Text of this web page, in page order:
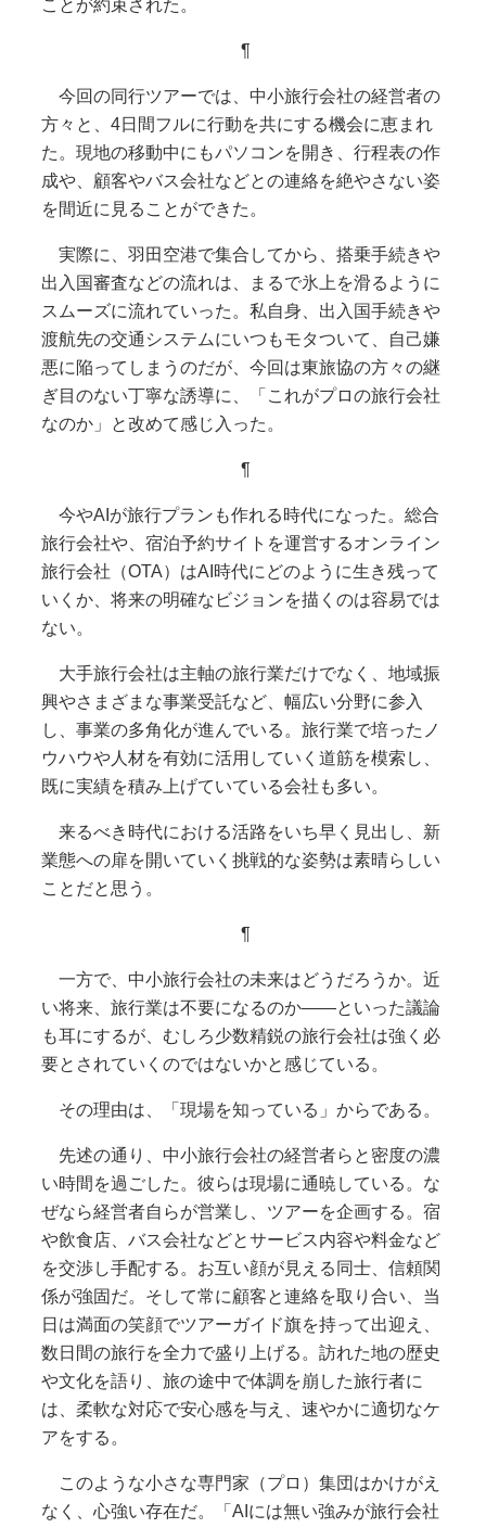
ことが約束された。
¶
今回の同行ツアーでは、中小旅行会社の経営者の
方々と、4日間フルに行動を共にする機会に恵まれ
た。現地の移動中にもパソコンを開き、行程表の作
成や、顧客やバス会社などとの連絡を絶やさない姿
を間近に見ることができた。
実際に、羽田空港で集合してから、搭乗手続きや
出入国審査などの流れは、まるで氷上を滑るように
スムーズに流れていった。私自身、出入国手続きや
渡航先の交通システムにいつもモタついて、自己嫌
悪に陥ってしまうのだが、今回は東旅協の方々の継
ぎ目のない丁寧な誘導に、「これがプロの旅行会社
なのか」と改めて感じ入った。
¶
今やAIが旅行プランも作れる時代になった。総合
旅行会社や、宿泊予約サイトを運営するオンライン
旅行会社（OTA）はAI時代にどのように生き残って
いくか、将来の明確なビジョンを描くのは容易では
ない。
大手旅行会社は主軸の旅行業だけでなく、地域振
興やさまざまな事業受託など、幅広い分野に参入
し、事業の多角化が進んでいる。旅行業で培ったノ
ウハウや人材を有効に活用していく道筋を模索し、
既に実績を積み上げていている会社も多い。
来るべき時代における活路をいち早く見出し、新
業態への扉を開いていく挑戦的な姿勢は素晴らしい
ことだと思う。
¶
一方で、中小旅行会社の未来はどうだろうか。近
い将来、旅行業は不要になるのか――といった議論
も耳にするが、むしろ少数精鋭の旅行会社は強く必
要とされていくのではないかと感じている。
その理由は、「現場を知っている」からである。
先述の通り、中小旅行会社の経営者らと密度の濃
い時間を過ごした。彼らは現場に通暁している。な
ぜなら経営者自らが営業し、ツアーを企画する。宿
や飲食店、バス会社などとサービス内容や料金など
を交渉し手配する。お互い顔が見える同士、信頼関
係が強固だ。そして常に顧客と連絡を取り合い、当
日は満面の笑顔でツアーガイド旗を持って出迎え、
数日間の旅行を全力で盛り上げる。訪れた地の歴史
や文化を語り、旅の途中で体調を崩した旅行者に
は、柔軟な対応で安心感を与え、速やかに適切なケ
アをする。
このような小さな専門家（プロ）集団はかけがえ
なく、心強い存在だ。「AIには無い強みが旅行会社